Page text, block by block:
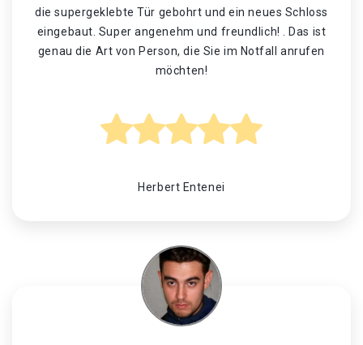
die supergeklebte Tür gebohrt und ein neues Schloss
eingebaut. Super angenehm und freundlich! . Das ist
genau die Art von Person, die Sie im Notfall anrufen
möchten!
Herbert Entenei